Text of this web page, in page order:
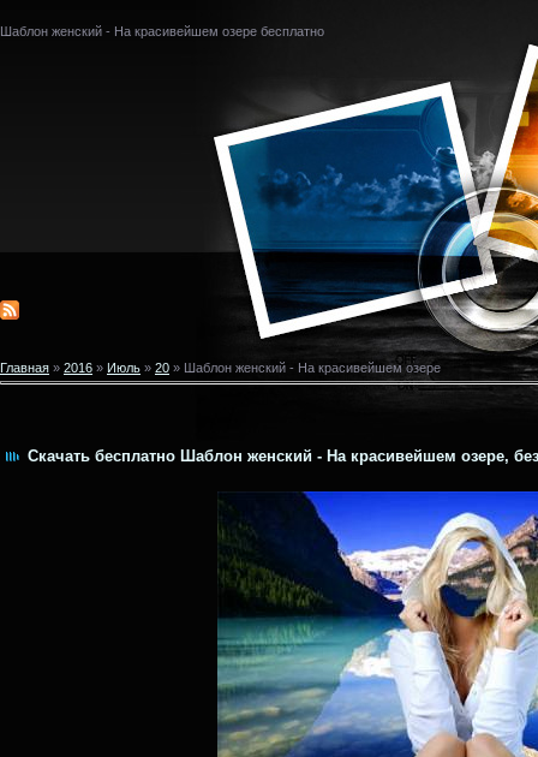
Шаблон женский - На красивейшем озере бесплатно
Главная » 2016 » Июль » 20 » Шаблон женский - На красивейшем озере
Скачать бесплатно Шаблон женский - На красивейшем озере,